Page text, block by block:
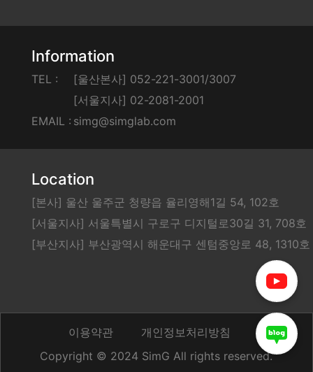
Information
TEL :
[울산본사] 052-221-3001/3007
[서울지사] 02-2081-2001
EMAIL : simg@simglab.com
Location
[본사] 울산 울주군 청량읍 율리영해1길 54, 102호
[서울지사] 서울특별시 구로구 디지털로30길 31, 708호
[부산지사] 부산광역시 해운대구 센텀중앙로 48, 1310호
이용약관
개인정보처리방침
Copyright © 2024 SimG All rights reserved.